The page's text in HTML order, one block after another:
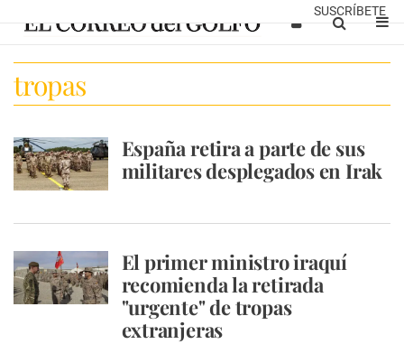
SUSCRÍBETE
tropas
España retira a parte de sus
militares desplegados en Irak
El primer ministro iraquí
recomienda la retirada
"urgente" de tropas
extranjeras